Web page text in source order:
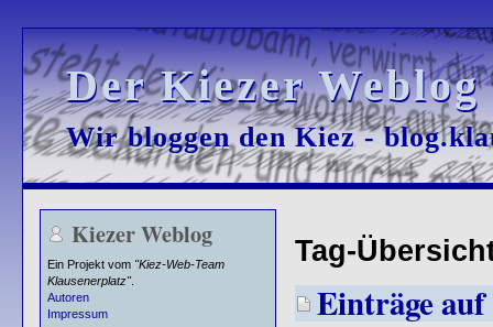
Der Kiezer
Der Kiezer
Wir bloggen den Kiez -
Wir bloggen den Kiez -
Kiezer Weblog
Ein Projekt vom "Kiez-Web-Team
Klausenerplatz".
Autoren
Impressum
Tag-
Einträge